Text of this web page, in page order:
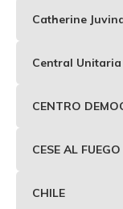
Catherine
Central
CENTRO
CESE AL
CHILE